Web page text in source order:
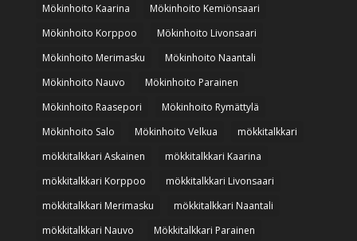
Mökinhoito Kaarina
Mökinhoito Kemiönsaari
Mökinhoito Korppoo
Mökinhoito Livonsaari
Mökinhoito Merimasku
Mökinhoito Naantali
Mökinhoito Nauvo
Mökinhoito Parainen
Mökinhoito Raasepori
Mökinhoito Rymättylä
Mökinhoito Salo
Mökinhoito Velkua
mökkitalkkari
mökkitalkkari Askainen
mökkitalkkari Kaarina
mökkitalkkari Korppoo
mökkitalkkari Livonsaari
mökkitalkkari Merimasku
mökkitalkkari Naantali
mökkitalkkari Nauvo
Mökkitalkkari Parainen